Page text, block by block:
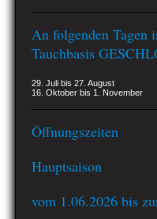
An folgenden Tagen
Tauchbasis
29. Juli bis 27. August
16. Oktober bis 1. November
Öffnungszeiten
Hauptsaison
vom 1.06.2026 bis